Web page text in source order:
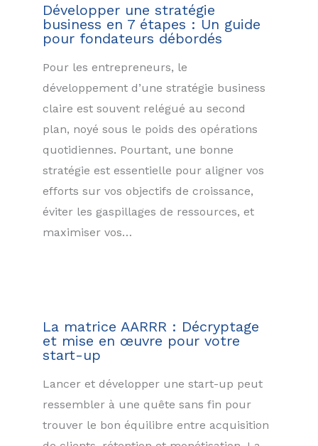
Développer une stratégie
business en 7 étapes : Un guide
pour fondateurs débordés
Pour les entrepreneurs, le
développement d’une stratégie business
claire est souvent relégué au second
plan, noyé sous le poids des opérations
quotidiennes. Pourtant, une bonne
stratégie est essentielle pour aligner vos
efforts sur vos objectifs de croissance,
éviter les gaspillages de ressources, et
maximiser vos…
La matrice AARRR : Décryptage
et mise en œuvre pour votre
start-up
Lancer et développer une start-up peut
ressembler à une quête sans fin pour
trouver le bon équilibre entre acquisition